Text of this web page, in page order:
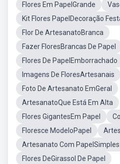
Flores Em PapelGrande
Kit Flores PapelDecoração
Flor De ArtesanatoBranca
Fazer FloresBrancas De Papel
Flores De PapelEmborrachado
Imagens De FloresArtesanais
Foto De Artesanato EmGeral
ArtesanatoQue Está Em Alta
Flores GigantesEm Papel
Floresce ModeloPapel
Artesanato Com PapelSimples
Flores DeGirassol De Papel